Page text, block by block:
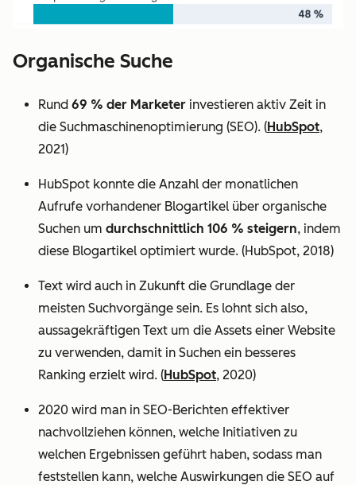
Organische Suche
Rund 69 % der Marketer investieren aktiv Zeit in
die Suchmaschinenoptimierung (SEO). (HubSpot,
2021)
HubSpot konnte die Anzahl der monatlichen
Aufrufe vorhandener Blogartikel über organische
Suchen um durchschnittlich 106 % steigern, indem
diese Blogartikel optimiert wurde. (HubSpot, 2018)
Text wird auch in Zukunft die Grundlage der
meisten Suchvorgänge sein. Es lohnt sich also,
aussagekräftigen Text um die Assets einer Website
zu verwenden, damit in Suchen ein besseres
Ranking erzielt wird. (HubSpot, 2020)
2020 wird man in SEO-Berichten effektiver
nachvollziehen können, welche Initiativen zu
welchen Ergebnissen geführt haben, sodass man
feststellen kann, welche Auswirkungen die SEO auf